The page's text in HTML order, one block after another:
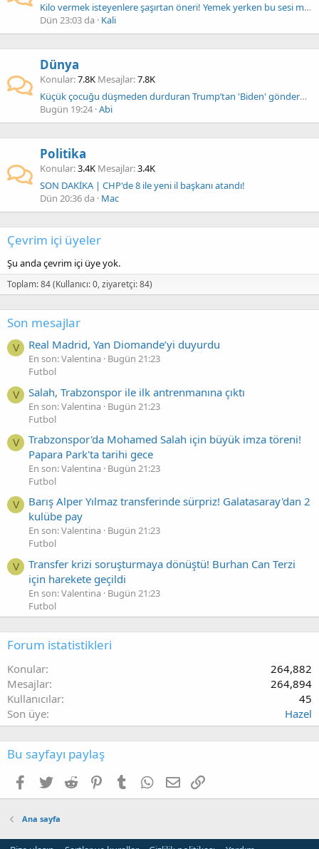
Kilo vermek isteyenlere şaşırtan öneri! Yemek yerken bu sesi mutlaka duyun
Dün 23:03 da Kali
Dünya
Konular 7.8K Mesajlar 7.8K
Küçük çocuğu düşmeden durduran Trump’tan 'Biden' göndermesi
Bugün 19:24 Abi
Politika
Konular 3.4K Mesajlar 3.4K
SON DAKİKA | CHP'de 8 ile yeni il başkanı atandı!
Dün 20:36 da Mac
Çevrim içi üyeler
Şu anda çevrim içi üye yok.
Toplam: 84 (Kullanıcı: 0, ziyaretçi: 84)
Son mesajlar
V Real Madrid, Yan Diomande’yi duyurdu
En son: Valentina Bugün 21:23
Futbol
V Salah, Trabzonspor ile ilk antrenmanına çıktı
En son: Valentina Bugün 21:23
Futbol
V
Trabzonspor'da Mohamed Salah için büyük imza töreni!
Papara Park'ta tarihi gece
En son: Valentina Bugün 21:23
Futbol
V
Barış Alper Yılmaz transferinde sürpriz! Galatasaray'dan 2
kulübe pay
En son: Valentina Bugün 21:23
Futbol
V
Transfer krizi soruşturmaya dönüştü! Burhan Can Terzi
için harekete geçildi
En son: Valentina Bugün 21:23
Futbol
Forum istatistikleri
Konular
264,882
Mesajlar
264,894
Kullanıcılar
45
Son üye
Hazel
Bu sayfayı paylaş
Facebook
Twitter Reddit PinterestTumblr WhatsApp
E-posta
Ana sayfa